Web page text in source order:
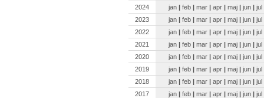
2024
jan | feb | mar | apr | maj | jun | jul
2023
jan | feb | mar | apr | maj | jun | jul
2022
jan | feb | mar | apr | maj | jun | jul
2021
jan | feb | mar | apr | maj | jun | jul
2020
jan | feb | mar | apr | maj | jun | jul
2019
jan | feb | mar | apr | maj | jun | jul
2018
jan | feb | mar | apr | maj | jun | jul
2017
jan | feb | mar | apr | maj | jun | jul